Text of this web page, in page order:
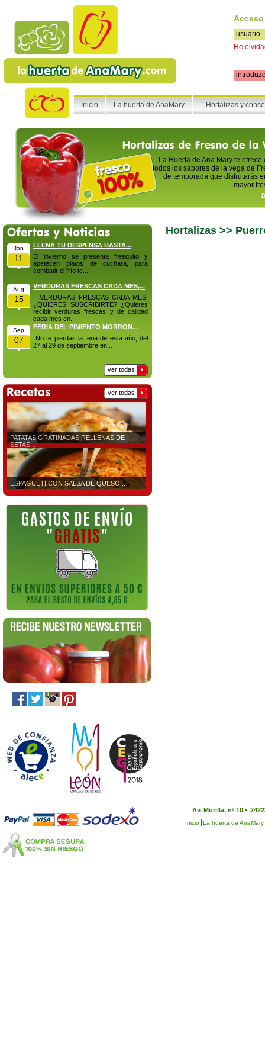
He
Inicio La huerta de AnaMary Hortalizas y
La Huerta de Ana Mary te
todos los sabores de la vega de
de temporada que disfrutarás
mayor
Jan
11
LLENA TU DESPENSA HASTA...
El invierno se presenta fresquito y
apetecen platos de cuchara, para
combatir el frío te...
Aug
15
VERDURAS FRESCAS CADA MES,...
VERDURAS FRESCAS CADA MES,
¿QUIERES SUSCRIBIRTE? ¿Quieres
recibir verduras frescas y de calidad
cada mes en...
Sep
07
FERIA DEL PIMIENTO MORRON...
No te pierdas la feria de esta año, del
27 al 29 de septiembre en...
ver todas
ver todas
PATATAS GRATINADAS RELLENAS DE
SETAS...
ESPAGUETI CON SALSA DE QUESO...
Hortalizas >>
Av. Morilla, nº 10 •
Inicio La huerta de AnaMary